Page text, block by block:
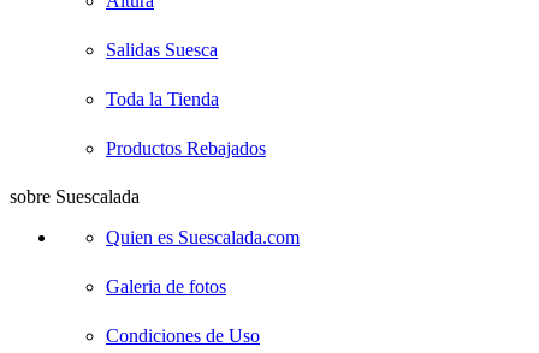
Salidas Suesca
Toda la Tienda
Productos Rebajados
sobre Suescalada
Quien es Suescalada.com
Galeria de fotos
Condiciones de Uso